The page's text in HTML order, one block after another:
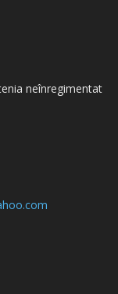
neînregimentat